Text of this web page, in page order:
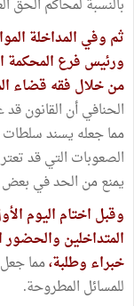
بالنسبة لمحاكم الحق
ثم وفي المداخلة
ورئيس فرع المحكمة
من خلال فقه قضاء
الحنافي أن القانون
مما جعله يسند
الصعوبات التي قد
يمنع من الحد في بعض
وقبل اختام اليوم
المتداخلين
خبراء وطلبة،مما
للمسائل المطروحة.